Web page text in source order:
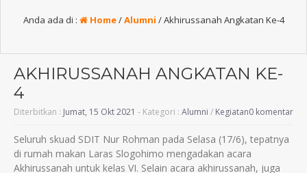
Anda ada di : Home/Alumni /Akhirussanah Angkatan Ke-4
AKHIRUSSANAH ANGKATAN KE-
4
Diterbitkan : Jumat, 15 Okt 2021 - Kategori : Alumni / Kegiatan0 komentar
Seluruh skuad SDIT Nur Rohman pada Selasa (17/6), tepatnya
di rumah makan Laras Slogohimo mengadakan acara
Akhirussanah untuk kelas VI. Selain acara akhirussanah, juga